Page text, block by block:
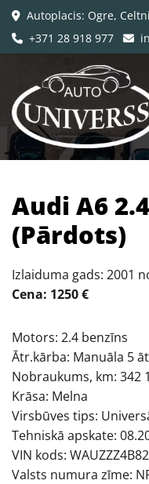
 Autoplacis: Ogre,
 +371 28 918 977 
Audi A6
(Pārdots)
Izlaiduma gads: 2001
Cena: 1250 €
Motors: 2.4 benzīns
Ātr.kārba: Manuāla 5
Nobraukums, km: 342
Krāsa: Melna
Virsbūves tips:
Tehniskā apskate:
VIN kods:
Valsts numura zīme: